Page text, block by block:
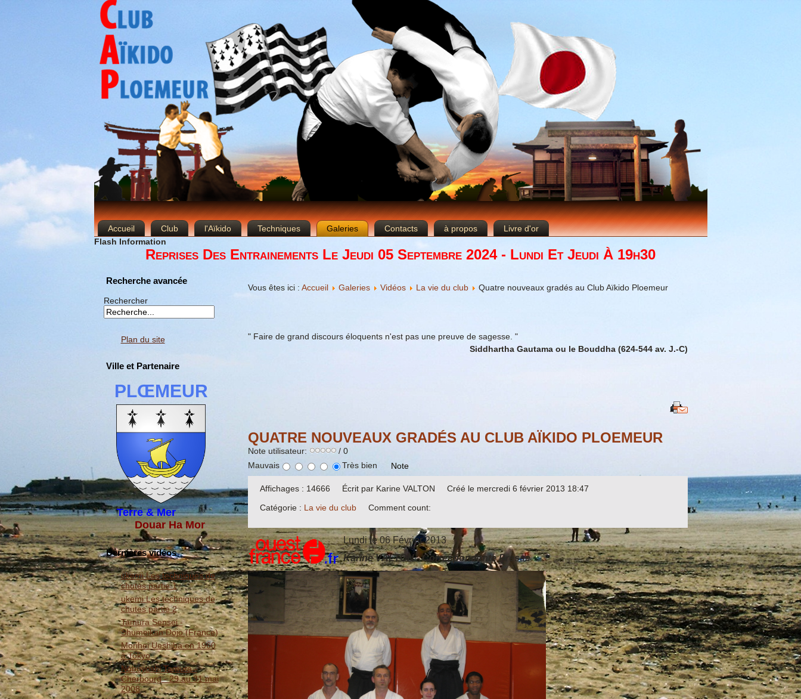
Accueil Club l'Aïkido Techniques Galeries Contacts à propos
Livre d'or
Flash Information
Reprises Des Entrainements Le Jeudi 05 Septembre 2024 - Lundi Et Jeudi À 19h30
Recherche avancée
Rechercher
Plan du site
Ville et Partenaire
PLŒMEUR
Terre & Mer
Douar Ha Mor
Dernières vidéos
ukemi Les techniques de
chutes partie 1
ukemi Les techniques de
chutes partie 2
Tamura Sensei -
Shumeikan Dojo (France)
Morihei Ueshiba en 1960
à Tokyo
Nobuyoshi Tamura -
Cherbourg - 29 au 31 mai
2008
Vous êtes ici : Accueil Galeries Vidéos La vie du club Quatre nouveaux gradés au Club Aïkido Ploemeur
" Faire de grand discours éloquents n'est pas une preuve de sagesse. "
Siddhartha Gautama ou le Bouddha (624-544 av. J.-C)
QUATRE NOUVEAUX GRADÉS AU CLUB AÏKIDO PLOEMEUR
Note utilisateur:
/ 0
Mauvais
Très bien
Affichages : 14666 Écrit par Karine VALTON
Créé le mercredi 6 février 2013 18:47
Catégorie : La vie du club Comment count:
Lundi le 06 Février 2013
Karine VALTON - Correspondante Presse